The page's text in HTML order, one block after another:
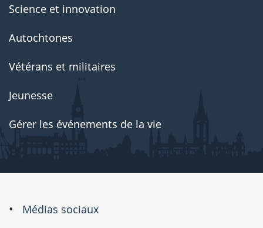
Science et innovation
Autochtones
Vétérans et militaires
Jeunesse
Gérer les événements de la vie
À
Médias sociaux